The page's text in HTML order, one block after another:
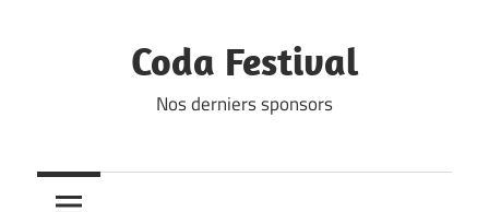
Coda Festival
Nos derniers sponsors